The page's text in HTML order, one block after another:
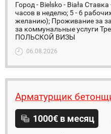
Город - Bielsko - Biała
часов в неделю; 5 - 6
желанию); Проживание за
за коммунальные услуги
ПОЛЬСКОЙ ВИЗЫ
06.08.2026
Арматурщик
1000€ в месяц